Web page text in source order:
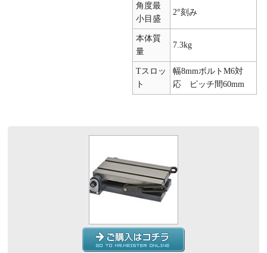
角度最
小目盛
2°刻み
本体質
量
7.3kg
Tスロッ
ト
幅8mmボルトM6対
応 ピッチ間60mm